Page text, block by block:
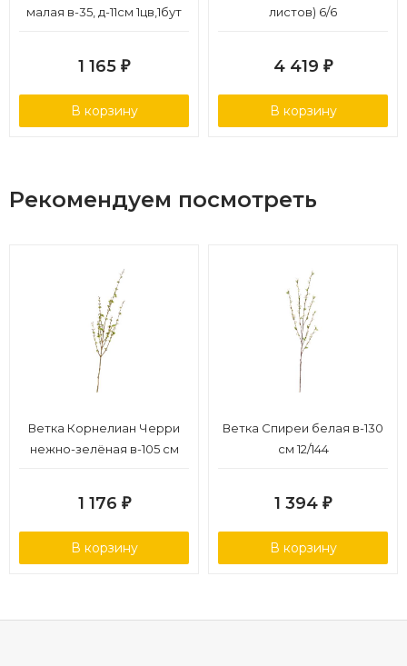
малая в-35, д-11см 1цв,1бут
1 165 ₽
В корзину
листов) 6/6
4 419 ₽
В корзину
Рекомендуем посмотреть
Ветка Корнелиан Черри
нежно-зелёная в-105 см
1 176 ₽
В корзину
Ветка Спиреи белая в-130
см 12/144
1 394 ₽
В корзину